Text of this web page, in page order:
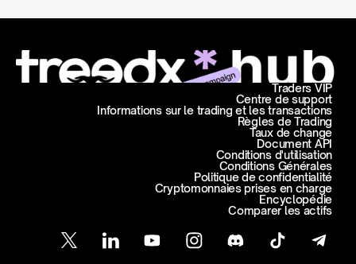
Centre de support
Informations sur le trading et les transactions
Traders VIP
Règles de Trading
Taux de change
Document API
Conditions d'utilisation
Conditions Générales
Politique de confidentialité
Cryptomonnaies prises en charge
Encyclopédie
Comparer les actifs